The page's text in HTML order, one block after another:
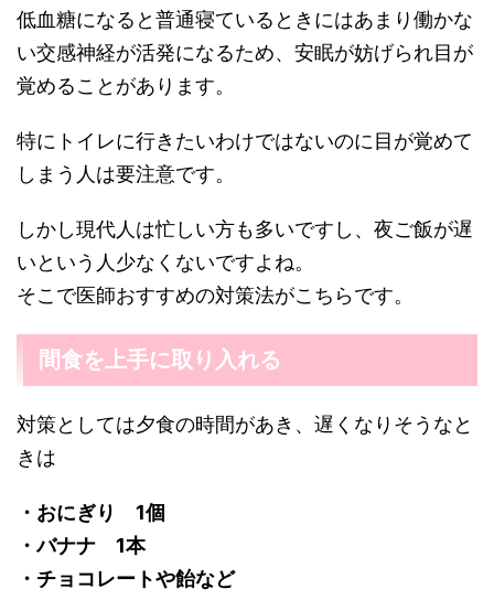
低血糖になると普通寝ているときにはあまり働かな
い交感神経が活発になるため、安眠が妨げられ目が
覚めることがあります。
特にトイレに行きたいわけではないのに目が覚めて
しまう人は要注意です。
しかし現代人は忙しい方も多いですし、夜ご飯が遅
いという人少なくないですよね。
そこで医師おすすめの対策法がこちらです。
間食を上手に取り入れる
対策としては夕食の時間があき、遅くなりそうなと
きは
・おにぎり 1個
・バナナ 1本
・チョコレートや飴など